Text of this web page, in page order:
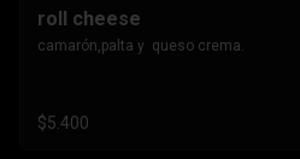
roll cheese
camarón,palta y  queso crema.
$5.400